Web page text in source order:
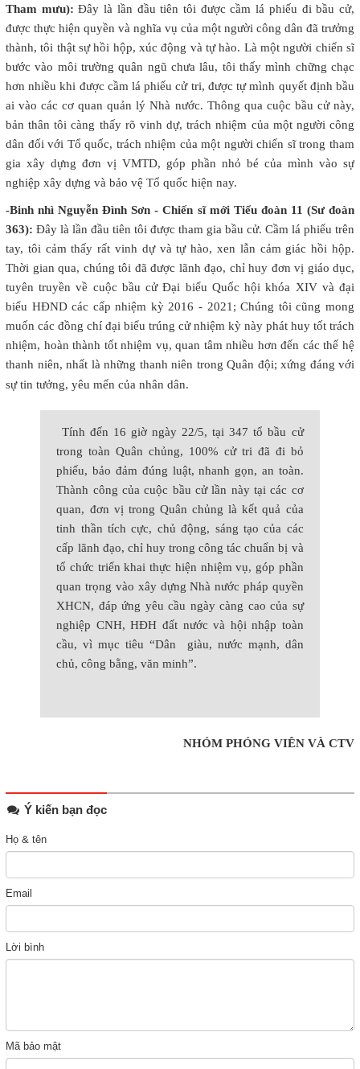
Tham mưu): Đây là lần đầu tiên tôi được cầm lá phiếu đi bầu cử,
được thực hiện quyền và nghĩa vụ của một người công dân đã trưởng
thành, tôi thật sự hồi hộp, xúc động và tự hào. Là một người chiến sĩ
bước vào môi trường quân ngũ chưa lâu, tôi thấy mình chững chạc
hơn nhiều khi được cầm lá phiếu cử tri, được tự mình quyết định bầu
ai vào các cơ quan quản lý Nhà nước. Thông qua cuộc bầu cử này,
bản thân tôi càng thấy rõ vinh dự, trách nhiệm của một người công
dân đối với Tổ quốc, trách nhiệm của một người chiến sĩ trong tham
gia xây dựng đơn vị VMTD, góp phần nhỏ bé của mình vào sự
nghiệp xây dựng và bảo vệ Tổ quốc hiện nay.
-Binh nhì Nguyễn Đình Sơn - Chiến sĩ mới Tiểu đoàn 11 (Sư đoàn
363): Đây là lần đầu tiên tôi được tham gia bầu cử. Cầm lá phiếu trên
tay, tôi cảm thấy rất vinh dự và tự hào, xen lẫn cảm giác hồi hộp.
Thời gian qua, chúng tôi đã được lãnh đạo, chỉ huy đơn vị giáo dục,
tuyên truyền về cuộc bầu cử Đại biểu Quốc hội khóa XIV và đại
biểu HĐND các cấp nhiệm kỳ 2016 - 2021; Chúng tôi cũng mong
muốn các đồng chí đại biểu trúng cử nhiệm kỳ này phát huy tốt trách
nhiệm, hoàn thành tốt nhiệm vụ, quan tâm nhiều hơn đến các thế hệ
thanh niên, nhất là những thanh niên trong Quân đội; xứng đáng với
sự tin tưởng, yêu mến của nhân dân.
Tính đến 16 giờ ngày 22/5, tại 347 tổ bầu cử
trong toàn Quân chủng, 100% cử tri đã đi bỏ
phiếu, bảo đảm đúng luật, nhanh gọn, an toàn.
Thành công của cuộc bầu cử lần này tại các cơ
quan, đơn vị trong Quân chủng là kết quả của
tinh thần tích cực, chủ động, sáng tạo của các
cấp lãnh đạo, chỉ huy trong công tác chuẩn bị và
tổ chức triển khai thực hiện nhiệm vụ, góp phần
quan trọng vào xây dựng Nhà nước pháp quyền
XHCN, đáp ứng yêu cầu ngày càng cao của sự
nghiệp CNH, HĐH đất nước và hội nhập toàn
cầu, vì mục tiêu “Dân giàu, nước mạnh, dân
chủ, công bằng, văn minh”.
NHÓM PHÓNG VIÊN VÀ CTV
Ý kiến bạn đọc
Họ & tên
Email
Lời bình
Mã bảo mật